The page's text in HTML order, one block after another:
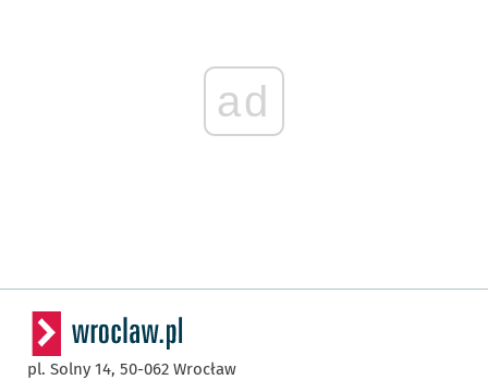
ad
pl. Solny 14, 50-062 Wrocław